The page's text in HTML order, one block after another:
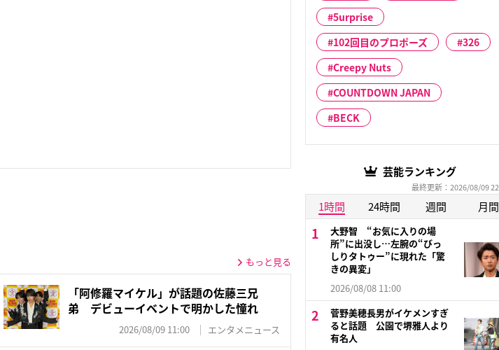
もっと見る
「阿修羅マイケル」が話題の佐藤三兄
弟 デビューイベントで明かした憧れ
2026/08/09 11:00 エンタメニュース
5urprise
102回目のプロポーズ
326
Creepy Nuts
COUNTDOWN JAPAN
BECK
芸能ランキング
最終更新：2026/08/09
1時間 24時間 週間 月間
大野智 “お気に入りの場
所”に出没し…左腕の“びっ
しりタトゥー”に現れた「驚
きの異変」
2026/08/08 11:00
菅野美穂長男がイケメンすぎ
ると話題 公園で堺雅人より
有名人